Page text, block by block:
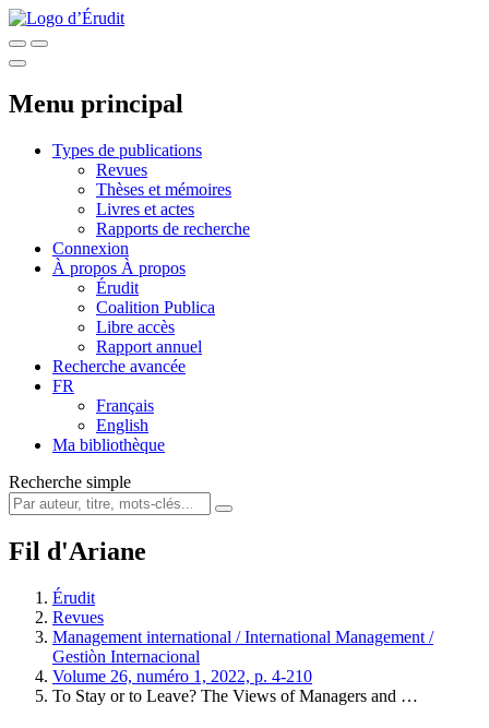
Menu principal
Types de publications
Revues
Thèses et mémoires
Livres et actes
Rapports de recherche
Connexion
À propos À propos
Érudit
Coalition Publica
Libre accès
Rapport annuel
Recherche avancée
FR
Français
English
Ma bibliothèque
Recherche simple
Fil d'Ariane
Érudit
Revues
Management international / International Management /
Gestiòn Internacional
Volume 26, numéro 1, 2022, p. 4-210
To Stay or to Leave? The Views of Managers and …